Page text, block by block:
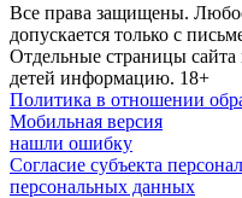
Все права защищены.
допускается только с
Отдельные страницы
детей информацию. 18+
Политика в отношении
Мобильная версия
нашли ошибку
Согласие субъекта
персональных данных